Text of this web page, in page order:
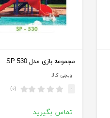
مجموعه بازی مدل SP 530
ویجی کالا
- (۰)
تماس بگیرید